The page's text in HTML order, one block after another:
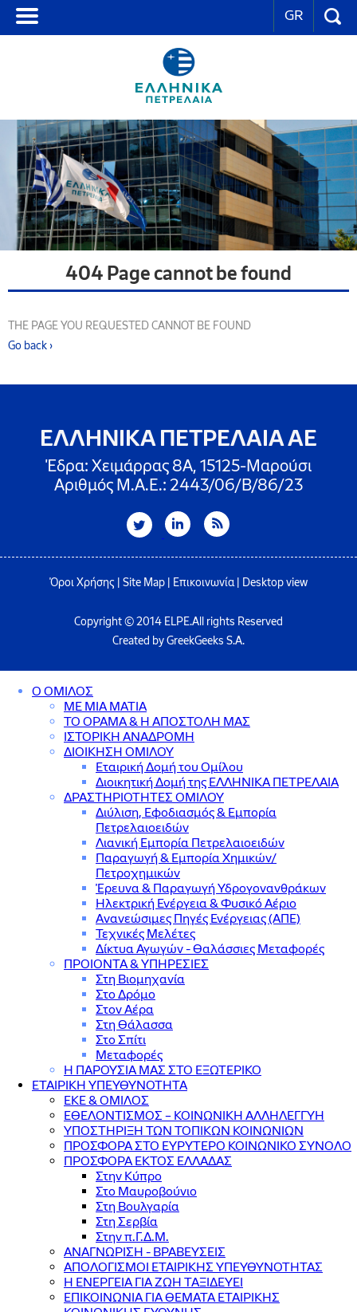
GR
404 Page cannot be found
THE PAGE YOU REQUESTED CANNOT BE FOUND
Go back ›
ΕΛΛΗΝΙΚΑ ΠΕΤΡΕΛΑΙΑ ΑΕ
Έδρα: Χειμάρρας 8A, 15125-Μαρούσι
Αριθμός Μ.Α.Ε.: 2443/06/Β/86/23
Όροι Χρήσης Site Map Επικοινωνία| Desktop view
Copyright © 2014 ELPE.All rights Reserved
Created by GreekGeeks S.A.
Ο ΟΜΙΛΟΣ
ΜΕ ΜΙΑ ΜΑΤΙΑ
ΤΟ ΟΡΑΜΑ & Η ΑΠΟΣΤΟΛΗ ΜΑΣ
ΙΣΤΟΡΙΚΗ ΑΝΑΔΡΟΜΗ
ΔΙΟΙΚΗΣΗ ΟΜΙΛΟΥ
Εταιρική Δομή του Ομίλου
Διοικητική Δομή της ΕΛΛΗΝΙΚΑ ΠΕΤΡΕΛΑΙΑ
ΔΡΑΣΤΗΡΙΟΤΗΤΕΣ ΟΜΙΛΟΥ
Διύλιση, Εφοδιασμός & Εμπορία
Πετρελαιοειδών
Λιανική Εμπορία Πετρελαιοειδών
Παραγωγή & Εμπορία Χημικών/
Πετροχημικών
Έρευνα & Παραγωγή Υδρογονανθράκων
Ηλεκτρική Ενέργεια & Φυσικό Αέριο
Ανανεώσιμες Πηγές Ενέργειας (ΑΠΕ)
Τεχνικές Μελέτες
Δίκτυα Αγωγών - Θαλάσσιες Μεταφορές
ΠΡΟΙΟΝΤΑ & YΠΗΡΕΣΙΕΣ
Στη Βιομηχανία
Στο Δρόμο
Στον Αέρα
Στη Θάλασσα
Στο Σπίτι
Μεταφορές
Η ΠΑΡΟΥΣΙΑ ΜΑΣ ΣΤΟ ΕΞΩΤΕΡΙΚΟ
ΕΤΑΙΡΙΚΗ ΥΠΕΥΘΥΝΟΤΗΤΑ
ΕΚΕ & ΟΜΙΛΟΣ
ΕΘΕΛΟΝΤΙΣΜΟΣ – ΚΟΙΝΩΝΙΚΗ ΑΛΛΗΛΕΓΓΥΗ
ΥΠΟΣΤΗΡΙΞΗ ΤΩΝ ΤΟΠΙΚΩΝ ΚΟΙΝΩΝΙΩΝ
ΠΡΟΣΦΟΡΑ ΣΤΟ ΕΥΡΥΤΕΡΟ ΚΟΙΝΩΝΙΚΟ ΣΥΝΟΛΟ
ΠΡΟΣΦΟΡΑ ΕΚΤΟΣ ΕΛΛΑΔΑΣ
Στην Κύπρο
Στο Μαυροβούνιο
Στη Βουλγαρία
Στη Σερβία
Στην π.Γ.Δ.Μ.
ΑΝΑΓΝΩΡΙΣΗ - ΒΡΑΒΕΥΣΕΙΣ
ΑΠΟΛΟΓΙΣΜΟΙ ΕΤΑΙΡΙΚΗΣ ΥΠΕΥΘΥΝΟΤΗΤΑΣ
Η ΕΝΕΡΓΕΙΑ ΓΙΑ ΖΩΗ ΤΑΞΙΔΕΥΕΙ
ΕΠΙΚΟΙΝΩΝΙΑ ΓΙΑ ΘΕΜΑΤΑ ΕΤΑΙΡΙΚΗΣ